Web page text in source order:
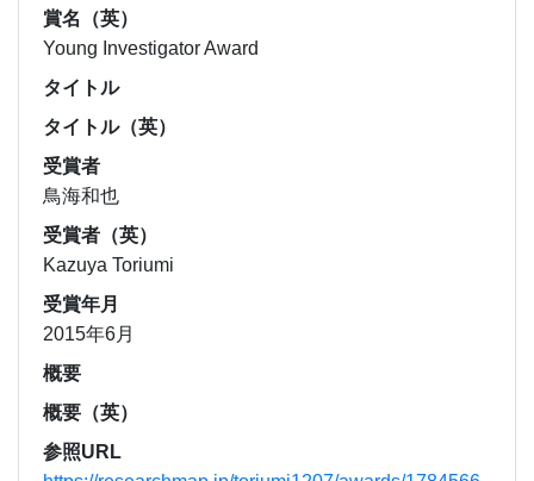
賞名（英）
Young Investigator Award
タイトル
タイトル（英）
受賞者
鳥海和也
受賞者（英）
Kazuya Toriumi
受賞年月
2015年6月
概要
概要（英）
参照URL